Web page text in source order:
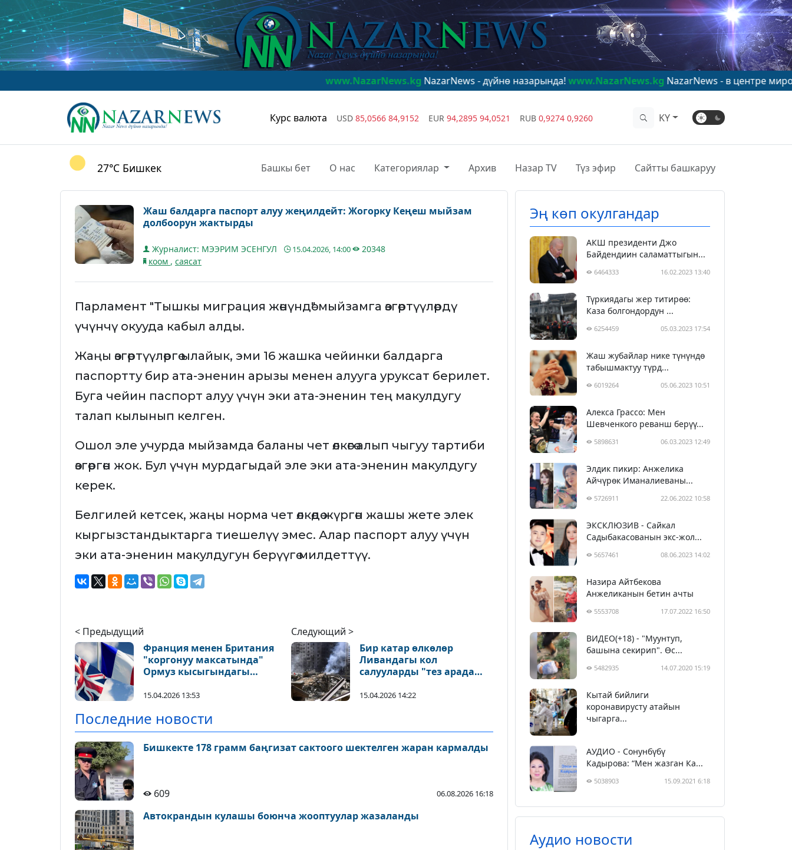
www.NazarNews.kgNazarNews - дүйнө назарында!www.NazarNews.kgNazarNews - в центре мирового
Курс валюта USD 85,0566 84,9152 EUR 94,2895 94,0521 RUB 0,9274 0,9260 KY
27°C Бишкек Башкы бет О нас Категориялар Архив Назар TV Түз эфир Сайтты башкаруу
Жаш балдарга паспорт алуу жеңилдейт: Жогорку Кеңеш мыйзам
долбоорун жактырды
Журналист: МЭЭРИМ ЭСЕНГУЛ 15.04.2026, 14:00
20348
коом , саясат
Парламент "Тышкы миграция жөнүндө" мыйзамга өзгөртүүлөрдү
үчүнчү окууда кабыл алды.
Жаңы өзгөртүүлөргө ылайык, эми 16 жашка чейинки балдарга
паспортту бир ата-эненин арызы менен алууга уруксат берилет.
Буга чейин паспорт алуу үчүн эки ата-эненин тең макулдугу
талап кылынып келген.
Ошол эле учурда мыйзамда баланы чет өлкөгө алып чыгуу тартиби
өзгөргөн жок. Бул үчүн мурдагыдай эле эки ата-эненин макулдугу
керек.
Белгилей кетсек, жаңы норма чет өлкөдө жүргөн жашы жете элек
кыргызстандыктарга тиешелүү эмес. Алар паспорт алуу үчүн
эки ата-эненин макулдугун берүүгө милдеттүү.
< Предыдущий
Франция менен Британия
"коргонуу максатында"
Ормуз кысыгындагы
талкуулашат
15.04.2026 13:53
Следующий >
Бир катар өлкөлөр
Ливандагы кол
салууларды "тез арада
15.04.2026 14:22
Последние новости
Бишкекте 178 грамм баңгизат сактоого шектелген жаран кармалды
609 06.08.2026 16:18
Автокрандын кулашы боюнча жооптуулар жазаланды
Эң көп окулгандар
АКШ президенти Джо
Байдендиин саламаттыгын...
6464333 16.02.2023 13:40
Түркиядагы жер титирөө:
Каза болгондордун ...
6254459 05.03.2023 17:54
Жаш жубайлар нике түнүндө
табышмактуу түрд...
6019264 05.06.2023 10:51
Алекса Грассо: Мен
Шевченкого реванш берүү...
5898631 06.03.2023 12:49
Элдик пикир: Анжелика
Айчүрөк Иманалиеваны...
5726911 22.06.2022 10:58
ЭКСКЛЮЗИВ - Сайкал
Садыбакасованын экс-жол...
5657461 08.06.2023 14:02
Назира Айтбекова
Анжеликанын бетин ачты
5553708 17.07.2022 16:50
ВИДЕО(+18) - "Муунтуп,
башына секирип". Өс...
5482935 14.07.2020 15:19
Кытай бийлиги
коронавирусту атайын
чыгарга...
АУДИО - Сонунбүбү
Кадырова: “Мен жазган Ка...
5038903 15.09.2021 6:18
Аудио новости